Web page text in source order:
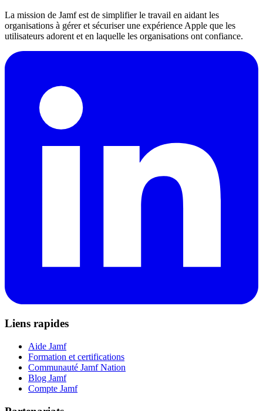
La mission de Jamf est de simplifier le travail en aidant les
organisations à gérer et sécuriser une expérience Apple que les
utilisateurs adorent et en laquelle les organisations ont confiance.
Liens rapides
Aide Jamf
Formation et certifications
Communauté Jamf Nation
Blog Jamf
Compte Jamf